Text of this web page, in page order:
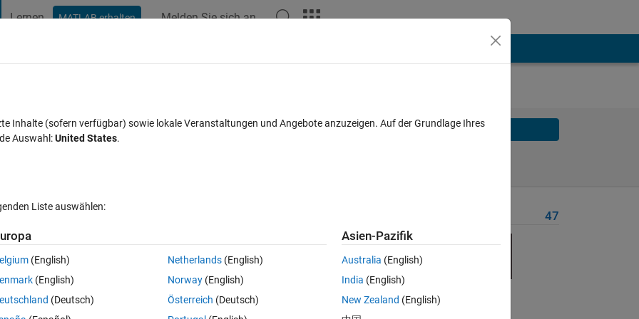
Lernen MATLAB erhalten Melden Sie sich an
Solve
using the Babylonian method
Use 1 as starting point and calculate
47
Inhalte (sofern verfügbar) sowie lokale Veranstaltungen und Angebote anzuzeigen. Auf der Grundlage Ihres
Auswahl:United States.
Liste auswählen:
(English)
(English)
(Deutsch)
Netherlands(English)
Norway(English)
Österreich (Deutsch)
Asien-Pazifik
Australia (English)
India (English)
New Zealand (English)